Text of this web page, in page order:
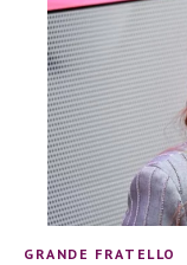
GRANDE FRATELLO